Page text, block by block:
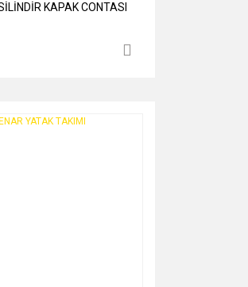
KAPAK CONTASI